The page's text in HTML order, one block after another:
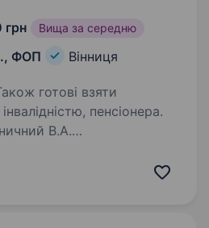
грн Вища за середню
ФОП Вінниця
готові взяти
пенсіонера.
В.А.
напої) у м. Вінниці та